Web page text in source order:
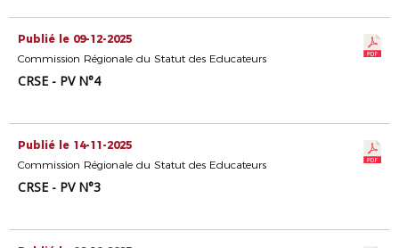
Publié le 09-12-2025
Commission Régionale du Statut des Educateurs
CRSE - PV N°4
Publié le 14-11-2025
Commission Régionale du Statut des Educateurs
CRSE - PV N°3